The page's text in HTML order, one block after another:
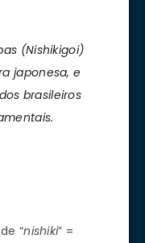
(Nishikigoi)
japonesa, e
brasileiros
“nishiki” =